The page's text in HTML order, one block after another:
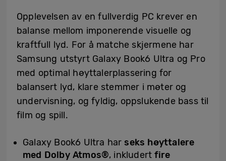
Opplevelsen av en fullverdig PC krever en
balanse mellom imponerende visuelle og
kraftfull lyd. For å matche skjermene har
Samsung utstyrt Galaxy Book6 Ultra og Pro
med optimal høyttalerplassering for
balansert lyd, klare stemmer i møter og
undervisning, og fyldig, oppslukende bass til
film og spill.
Galaxy Book6 Ultra harseks høyttalere
med Dolby Atmos®, inkludertfire